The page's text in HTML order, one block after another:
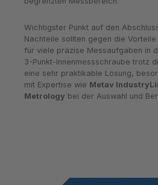
Wichtigster Punkt auf den
Nachteile sollten gegen die
für viele präzise Messaufgaben in
3-Punkt-Innenmessschraube trotz
eine sehr praktikable Lösung,
mit Expertise wie Metav
Metrology bei der Auswahl und